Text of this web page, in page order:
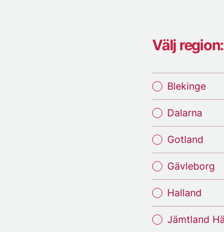
Välj region:
Blekinge
Dalarna
Gotland
Gävleborg
Halland
Jämtland